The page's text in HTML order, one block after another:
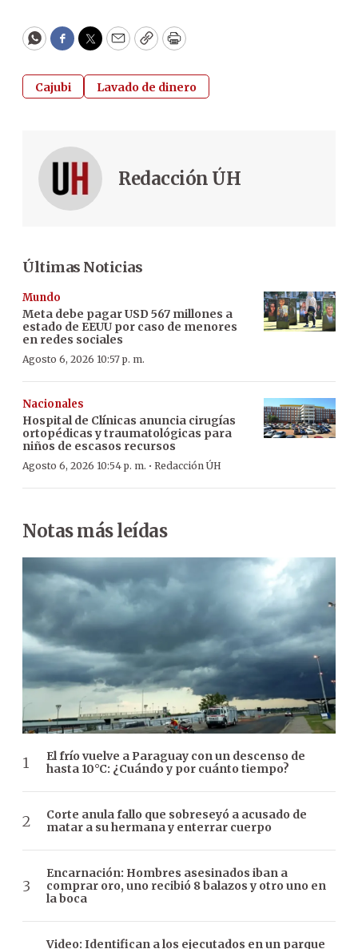
WhatsApp
Facebook
Twitter
EmailCopyPrint
Cajubi Lavado de dinero
Redacción ÚH
Últimas Noticias
Mundo
Meta debe pagar USD 567 millones a
estado de EEUU por caso de menores
en redes sociales
Agosto 6, 2026 10:57 p. m.
Nacionales
Hospital de Clínicas anuncia cirugías
ortopédicas y traumatológicas para
niños de escasos recursos
Agosto 6, 2026 10:54 p. m. · Redacción ÚH
Notas más leídas
El frío vuelve a Paraguay con un descenso de
hasta 10°C: ¿Cuándo y por cuánto tiempo?
Corte anula fallo que sobreseyó a acusado de
matar a su hermana y enterrar cuerpo
Encarnación: Hombres asesinados iban a
comprar oro, uno recibió 8 balazos y otro uno en
la boca
Video: Identifican a los ejecutados en un parque